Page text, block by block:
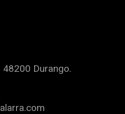
Durango.